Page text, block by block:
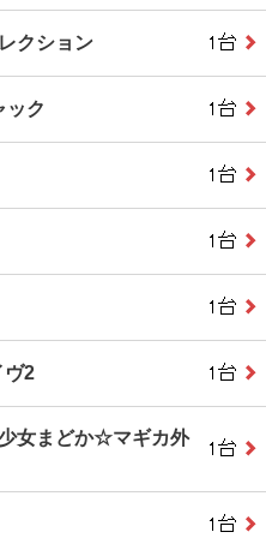
クション
ック
ヴ2
女まどか☆マギカ外